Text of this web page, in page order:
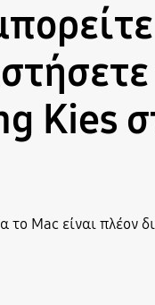
Kies
το Mac είναι πλέον